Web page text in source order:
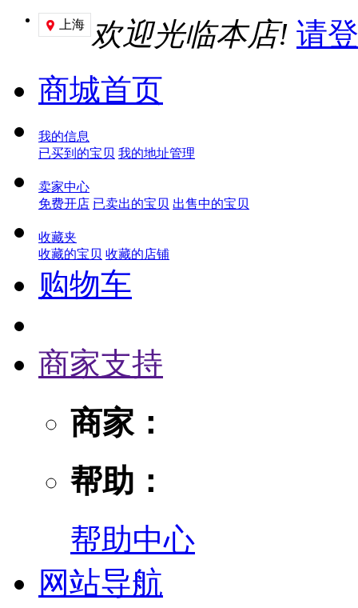
 上海 欢迎光临本店! 请
商城首页
我的信息
已买到的宝贝 我的地址管理
卖家中心
免费开店 已卖出的宝贝 出售中的宝贝
收藏夹
收藏的宝贝 收藏的店铺
购物车
商家支持
商家：
帮助：
帮助中心
网站导航